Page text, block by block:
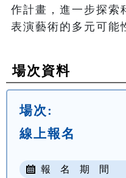
作計畫，進一步探索
場次資料
場次:
線上報名
報 名 期 間